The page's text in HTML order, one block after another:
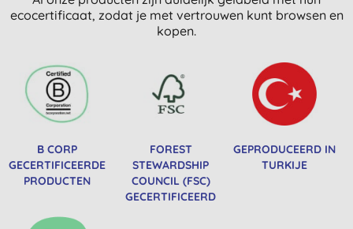
ecocertificaat, zodat je met vertrouwen kunt browsen en
kopen.
B CORP
GECERTIFICEERDE
PRODUCTEN
FOREST
STEWARDSHIP
COUNCIL (FSC)
GECERTIFICEERD
GEPRODUCEERD IN
TURKIJE